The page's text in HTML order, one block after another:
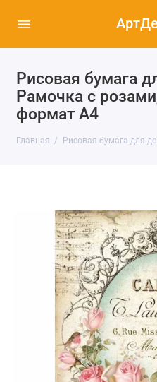
Рисовая бумага
Рамочка с
формат А4
Главная Рисовая бумага для